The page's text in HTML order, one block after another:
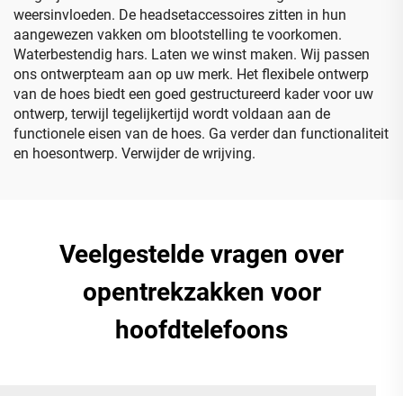
weersinvloeden. De headsetaccessoires zitten in hun
aangewezen vakken om blootstelling te voorkomen.
Waterbestendig hars. Laten we winst maken. Wij passen
ons ontwerpteam aan op uw merk. Het flexibele ontwerp
van de hoes biedt een goed gestructureerd kader voor uw
ontwerp, terwijl tegelijkertijd wordt voldaan aan de
functionele eisen van de hoes. Ga verder dan functionaliteit
en hoesontwerp. Verwijder de wrijving.
Veelgestelde vragen over
opentrekzakken voor
hoofdtelefoons